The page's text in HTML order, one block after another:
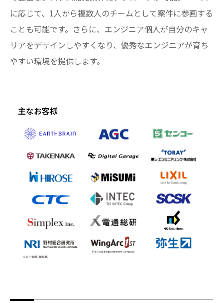
に応じて、1人から複数人のチームとして案件に参画する
ことも可能です。さらに、エンジニア個人が自分のキャ
リアをデザインしやすくなり、優秀なエンジニアが育ち
やすい環境を提供します。
主なお客様